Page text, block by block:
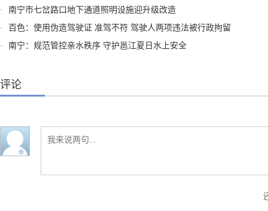
·
南宁市七岔路口地下通道照明设施迎升级改造
·
百色：使用伪造驾驶证 准驾不符 驾驶人两项违法被行政拘留
·
南宁：规范管控亲水秩序 守护邕江夏日水上安全
评论